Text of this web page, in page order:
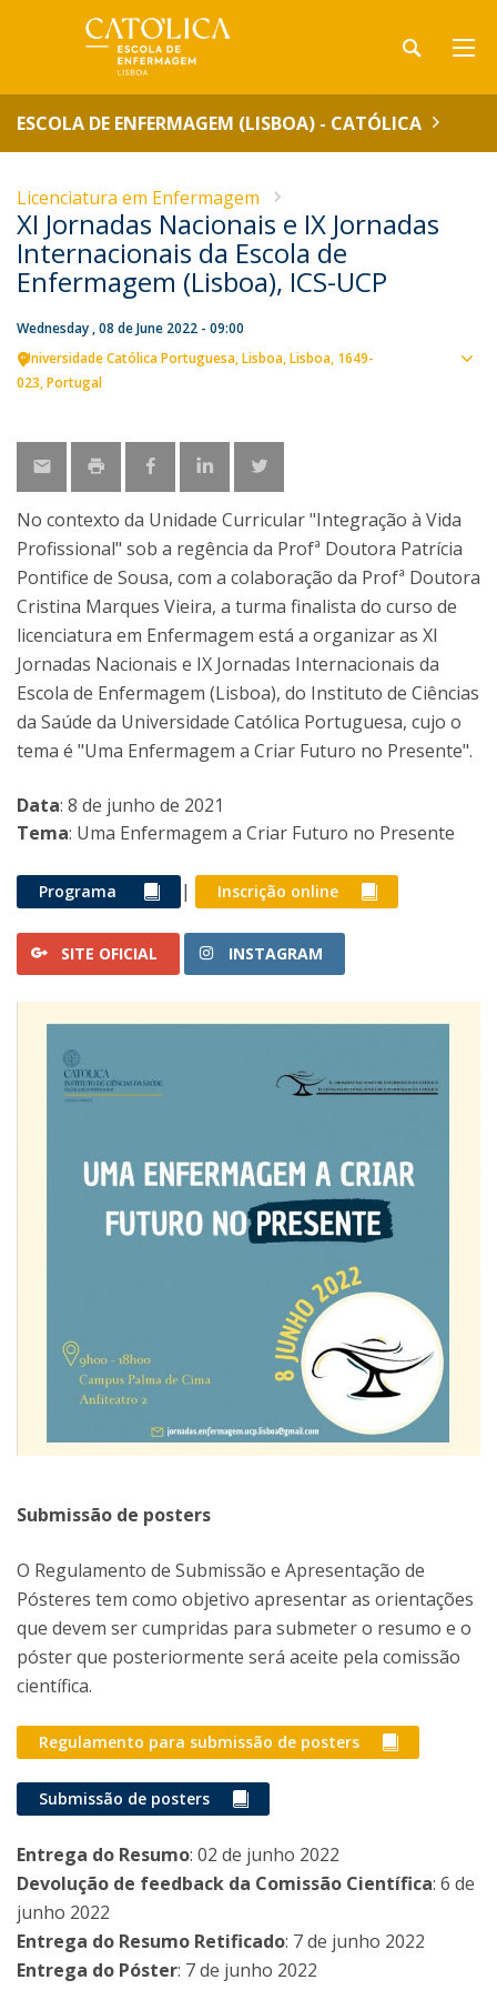
ESCOLA DE ENFERMAGEM (LISBOA) - CATÓLICA
Licenciatura em Enfermagem
XI Jornadas Nacionais e IX Jornadas
Internacionais da Escola de
Enfermagem (Lisboa), ICS-UCP
Wednesday , 08 de June 2022 - 09:00
Universidade Católica Portuguesa Lisboa Lisboa 1649-
023 Portugal
No contexto da Unidade Curricular "Integração à Vida
Profissional" sob a regência da Profª Doutora Patrícia
Pontifice de Sousa, com a colaboração da Profª Doutora
Cristina Marques Vieira, a turma finalista do curso de
licenciatura em Enfermagem está a organizar as XI
Jornadas Nacionais e IX Jornadas Internacionais da
Escola de Enfermagem (Lisboa), do Instituto de Ciências
da Saúde da Universidade Católica Portuguesa, cujo o
tema é "Uma Enfermagem a Criar Futuro no Presente".
Data: 8 de junho de 2021
Tema: Uma Enfermagem a Criar Futuro no Presente
Programa | Inscrição online
SITE OFICIAL INSTAGRAM
Submissão de posters
O Regulamento de Submissão e Apresentação de
Pósteres tem como objetivo apresentar as orientações
que devem ser cumpridas para submeter o resumo e o
póster que posteriormente será aceite pela comissão
científica.
Regulamento para submissão de posters
Submissão de posters
Entrega do Resumo: 02 de junho 2022
Devolução de feedback da Comissão Científica: 6 de
junho 2022
Entrega do Resumo Retificado: 7 de junho 2022
Entrega do Póster: 7 de junho 2022